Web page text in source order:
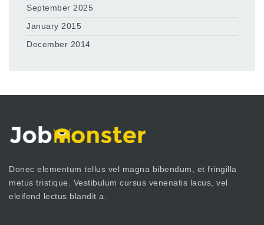
September 2025
January 2015
December 2014
Donec elementum tellus vel magna bibendum, et fringilla
metus tristique. Vestibulum cursus venenatis lacus, vel
eleifend lectus blandit a.